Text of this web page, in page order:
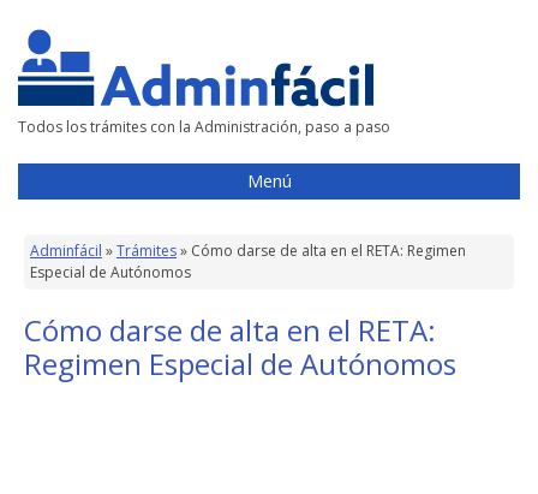
Todos los trámites con la Administración, paso a paso
Menú
Adminfácil »Trámites» Cómo darse de alta en el RETA: Regimen
Especial de Autónomos
Cómo darse de alta en el RETA:
Regimen Especial de Autónomos